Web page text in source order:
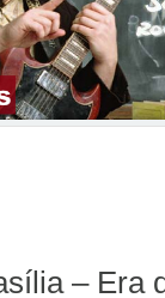
– Era